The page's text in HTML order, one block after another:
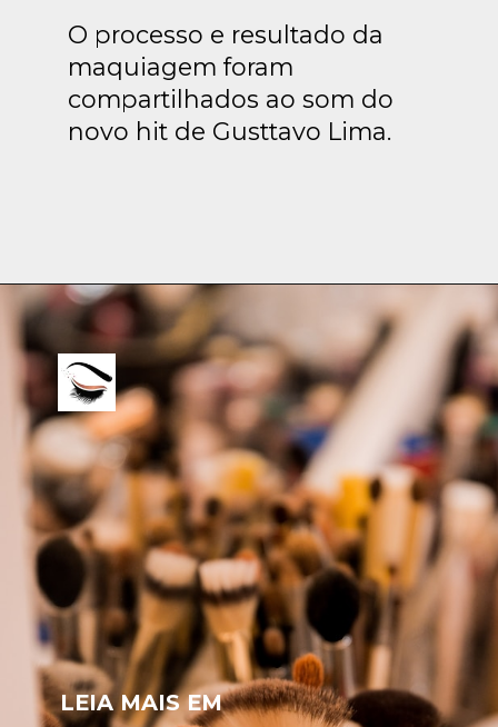
O processo e resultado da
maquiagem foram
compartilhados ao som do
novo hit de Gusttavo Lima.
LEIA MAIS EM